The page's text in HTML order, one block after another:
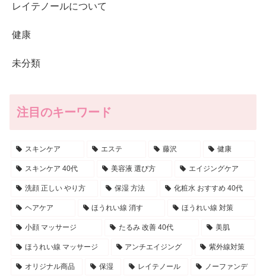
レイテノールについて
健康
未分類
注目のキーワード
スキンケア エステ 藤沢 健康
スキンケア 40代 美容液 選び方 エイジングケア
洗顔 正しい やり方 保湿 方法 化粧水 おすすめ 40代
ヘアケア ほうれい線 消す ほうれい線 対策
小顔 マッサージ たるみ 改善 40代 美肌
ほうれい線 マッサージ アンチエイジング 紫外線対策
オリジナル商品 保湿 レイテノール ノーファンデ